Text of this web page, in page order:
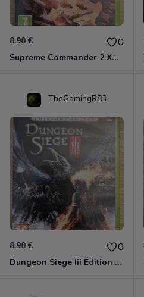
8.90 € 0
Supreme Commander 2 Xbox 360
TheGamingR83
8.90 € 0
Dungeon Siege Iii Édition Limitée - Vf Intégrale Xbox 360